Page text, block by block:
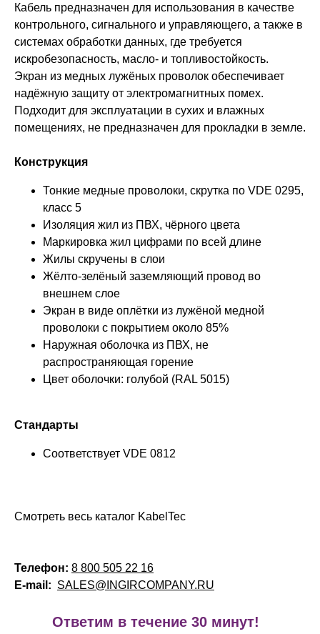
Кабель предназначен для использования в качестве
контрольного, сигнального и управляющего, а также в
системах обработки данных, где требуется
искробезопасность, масло- и топливостойкость.
Экран из медных лужёных проволок обеспечивает
надёжную защиту от электромагнитных помех.
Подходит для эксплуатации в сухих и влажных
помещениях, не предназначен для прокладки в земле.
Конструкция
Тонкие медные проволоки, скрутка по VDE 0295,
класс 5
Изоляция жил из ПВХ, чёрного цвета
Маркировка жил цифрами по всей длине
Жилы скручены в слои
Жёлто-зелёный заземляющий провод во
внешнем слое
Экран в виде оплётки из лужёной медной
проволоки с покрытием около 85%
Наружная оболочка из ПВХ, не
распространяющая горение
Цвет оболочки: голубой (RAL 5015)
Стандарты
Соответствует VDE 0812
Смотреть весь каталог KabelTec
Телефон: 8 800 505 22 16
E-mail: SALES@INGIRCOMPANY.RU
Ответим в течение 30 минут!